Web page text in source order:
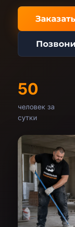
50
человек за
сутки